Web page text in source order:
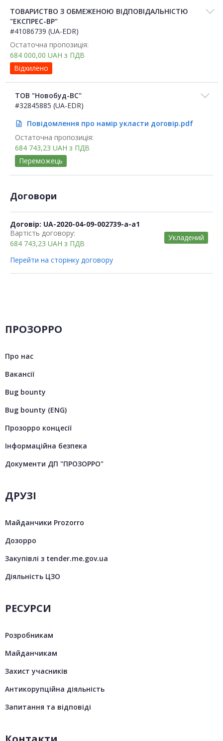
ТОВАРИСТВО З ОБМЕЖЕНОЮ ВІДПОВІДАЛЬНІСТЮ
"ЕКСПРЕС-ВР"
#41086739 (UA-EDR)
Остаточна пропозиція:
684 000,00 UAH з ПДВ
Відхилено
ТОВ "Новобуд-ВС"
#32845885 (UA-EDR)
description
Повідомлення про намір укласти договір.pdf
Остаточна пропозиція:
684 743,23 UAH з ПДВ
Переможець
Договори
Договір: UA-2020-04-09-002739-a-a1
Вартість договору:
684 743,23 UAH з ПДВ
Укладений
Перейти на сторінку договору
ПРОЗОРРО
Про нас
Вакансії
Bug bounty
Bug bounty (ENG)
Прозорро концесії
Інформаційна безпека
Документи ДП "ПРОЗОРРО"
ДРУЗІ
Майданчики Prozorro
Дозорро
Закупівлі з tender.me.gov.ua
Діяльність ЦЗО
РЕСУРСИ
Розробникам
Майданчикам
Захист учасників
Антикорупційна діяльність
Запитання та відповіді